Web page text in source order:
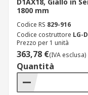
1800 mm
Codice RS 829-916
Codice costruttore LG-
Prezzo per 1 unità
363,78 €(IVA esclusa)
Quantità